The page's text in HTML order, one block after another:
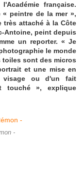
française.
peintre de la mer »,
très attaché à la Côte
Antoine, peint depuis
un reporter. « Je
le monde
toiles sont des micros
et une mise en
visage ou d'un fait
touché », explique
-